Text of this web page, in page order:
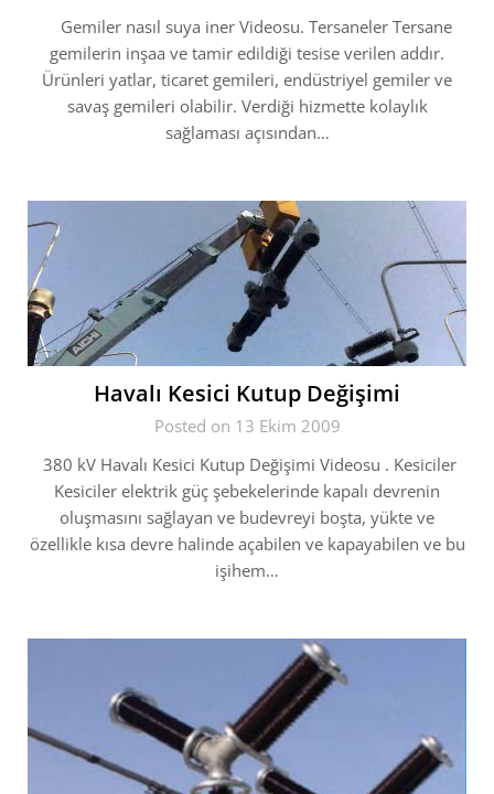
Gemiler nasıl suya iner Videosu. Tersaneler Tersane
gemilerin inşaa ve tamir edildiği tesise verilen addır.
Ürünleri yatlar, ticaret gemileri, endüstriyel gemiler ve
savaş gemileri olabilir. Verdiği hizmette kolaylık
sağlaması açısından…
Havalı Kesici Kutup Değişimi
Posted on 13 Ekim 2009
380 kV Havalı Kesici Kutup Değişimi Videosu . Kesiciler
Kesiciler elektrik güç şebekelerinde kapalı devrenin
oluşmasını sağlayan ve budevreyi boşta, yükte ve
özellikle kısa devre halinde açabilen ve kapayabilen ve bu
işihem…